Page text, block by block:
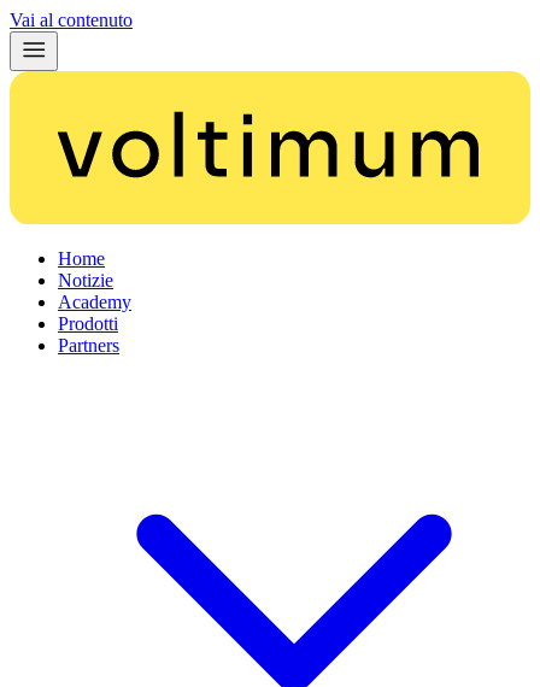
Vai al contenuto
Home
Notizie
Academy
Prodotti
Partners